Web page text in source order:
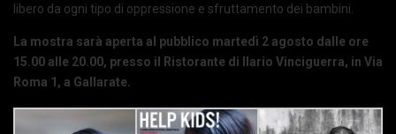
libero da ogni tipo di oppressione e sfruttamento dei bambini.
La mostra sarà aperta al pubblico martedì 2 agosto dalle ore
15.00 alle 20.00, presso il Ristorante di Ilario Vinciguerra, in Via
Roma 1, a Gallarate.